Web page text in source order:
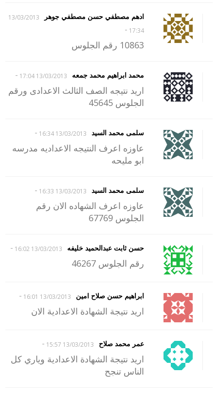
ادهم مصطفي حسن مصطفي جوهر
13/03/2013
17:34
-
10863 رقم الجلوس
محمد ابراهيم محمد جمعه 13/03/2013 17:04
-
اريد نتيجه الصف الثالث الاعدادى ورقم
الجلوس 45645
سلمى محمد السيد 13/03/2013 16:34
-
عاوزه اعرف النتيجه الاعداديه مدرسه
ابو مليحه
سلمى محمد السيد 13/03/2013 16:33
-
عاوزه اعرف الشهاده الان رقم
الجلوس 67769
حسن ثابت عبدالحميد خليفه 13/03/2013 16:02
-
رقم الجلوس 46267
ابراهيم حسن صلاح امين 13/03/2013 16:01
-
اريد نتيجة الشهادة الاعدادية الان
عمر محمد صلاح 13/03/2013 15:57
-
اريد نتيجة الشهادة الاعدادية وياري كل
الناس تنجح